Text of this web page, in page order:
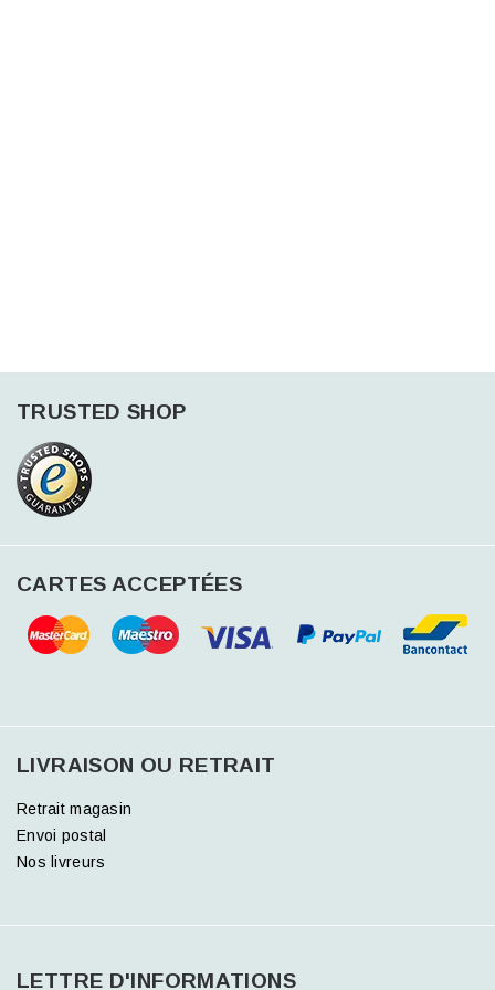
TRUSTED SHOP
CARTES ACCEPTÉES
LIVRAISON OU RETRAIT
Retrait magasin
Envoi postal
Nos livreurs
LETTRE D'INFORMATIONS